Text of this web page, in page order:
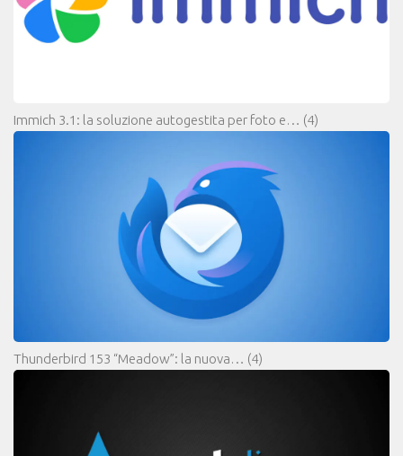
Immich 3.1: la soluzione autogestita per foto e… (4)
Thunderbird 153 “Meadow”: la nuova… (4)